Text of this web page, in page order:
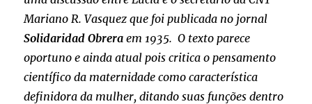
Mariano R. Vasquez que foi publicada no jornal
Solidaridad Obrera em 1935. O texto parece
oportuno e ainda atual pois critica o pensamento
científico da maternidade como característica
definidora da mulher, ditando suas funções dentro